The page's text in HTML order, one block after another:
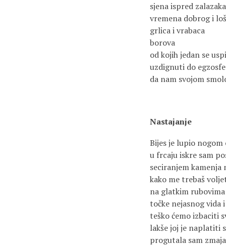
sjena ispred
vremena dobrog i
grlica i vrabaca
borova
od kojih jedan se
uzdignuti do
da nam svojom
Nastajanje
Bijes je lupio nogom
u frcaju iskre sam
seciranjem kamenja
kako me trebaš
na glatkim
točke nejasnog
teško ćemo izbaciti
lakše joj je naplatiti
progutala sam zmaja